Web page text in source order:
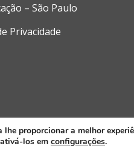
– São Paulo
Privacidade
da Comunicação Integrada.
proporcionar a melhor
los em configurações.